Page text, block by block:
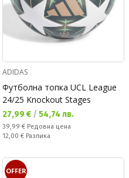
ADIDAS
Футболна топка UCL League
24/25 Knockout Stages
Текуща цена:
27,99 € / 54,74 лв.
Редовна цена:
39,99 € Редовна цена
Спестявате:
12,00 € Разлика
OFFER